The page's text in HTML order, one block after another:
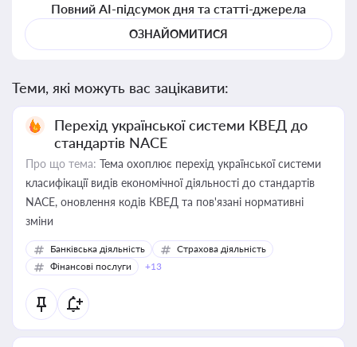
Повний AI-підсумок дня та статті-джерела
ОЗНАЙОМИТИСЯ
Теми, які можуть вас зацікавити:
Перехід української системи КВЕД до
стандартів NACE
Про що тема: Тема охоплює перехід української системи
класифікації видів економічної діяльності до стандартів
NACE, оновлення кодів КВЕД та пов'язані нормативні
зміни
Банківська діяльність
Страхова діяльність
Фінансові послуги
+13